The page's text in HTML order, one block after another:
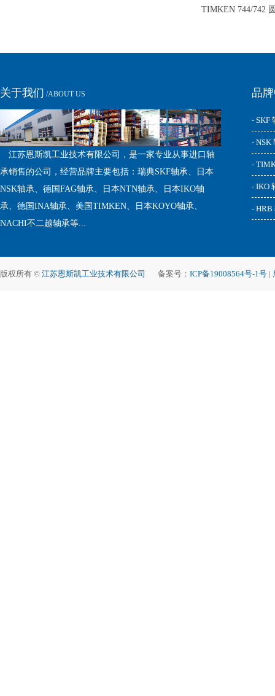
承
TIMKEN 744/742
关于我们 /ABOUT US
江苏恩斯凯工业技术有限公司，是一家专业从事进口轴
承销售的公司，经营品牌主要包括：瑞典SKF轴承、日本
NSK轴承、德国FAG轴承、日本NTN轴承、日本IKO轴
承、德国INA轴承、美国TIMKEN、日本KOYO轴承、
NACHI不二越轴承等...
品
- SKF
- NSK
-
- IKO
- HRB
版权所有 © 江苏恩斯凯工业技术有限公司 备案号： ICP备19008564号-1号 |